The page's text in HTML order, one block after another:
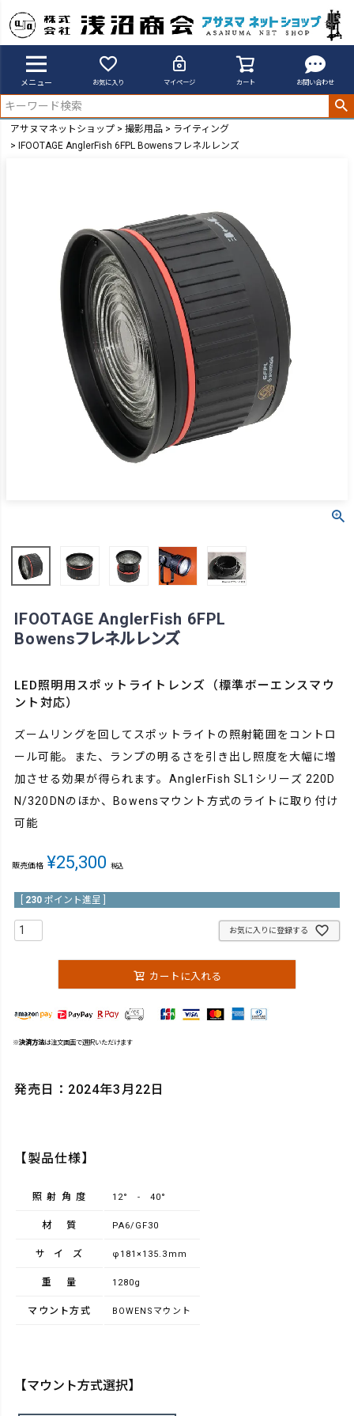
メニュー お気に入り マイページ カート お問い合わせ
アサヌマネットショップ 撮影用品
ライティング
IFOOTAGE AnglerFish 6FPL Bowensフレネルレンズ
IFOOTAGE AnglerFish 6FPL
Bowensフレネルレンズ
LED照明用スポットライトレンズ（標準ボーエンスマウ
ント対応）
ズームリングを回してスポットライトの照射範囲をコントロ
ール可能。また、ランプの明るさを引き出し照度を大幅に増
加させる効果が得られます。AnglerFish SL1シリーズ 220D
N/320DNのほか、Bowensマウント方式のライトに取り付け
可能
販売価格 ¥25,300 税込
230 ポイント進呈 ]
お気に入りに登録する
カートに入れる
※決済方法は注文画面で選択いただけます
発売日：2024年3月22日
【製品仕様】
照射角度 12° - 40°
材質 PA6/GF30
サイズ φ181×135.3mm
重量 1280g
マウント方式 BOWENSマウント
【マウント方式選択】